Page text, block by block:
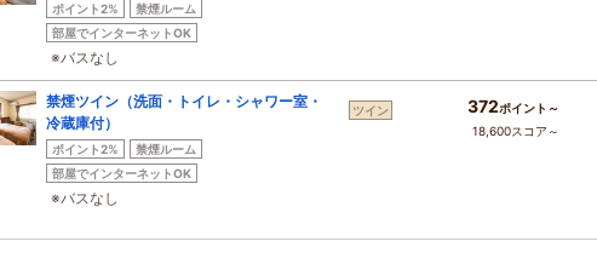
ポイント2%
禁煙ルーム
部屋でインターネットOK
※バスなし
禁煙ツイン（洗面・トイレ・シャワー室・
冷蔵庫付）
ポイント2%
禁煙ルーム
部屋でインターネットOK
※バスなし
ツイン 372ポイント～
18,600スコア～